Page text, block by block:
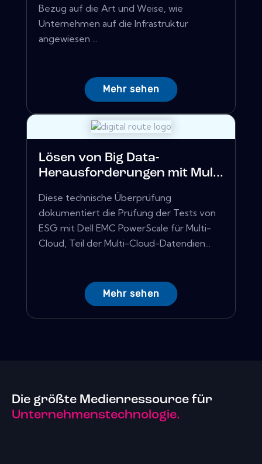
Bezug auf die Art und Weise, wie
Unternehmen auf die Infrastruktur
angewiesen ...
Mehr sehen
Lösen von Big Data-
Herausforderungen mit Mul...
Diese technische Überprüfung
dokumentiert die Prüfung der Tests von
ESG mit Dell EMC PowerScale für Multi-
Cloud, Teil der Multi-Cloud-Datendien...
Mehr sehen
Die größte Medienressource für
Unternehmenstechnologie.